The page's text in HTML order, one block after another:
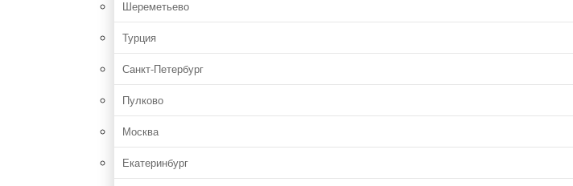
Шереметьево
Турция
Санкт-Петербург
Пулково
Москва
Екатеринбург